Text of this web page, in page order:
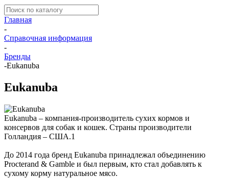
Главная
-
Справочная информация
-
Бренды
-Eukanuba
Eukanuba
Eukanuba – компания-производитель сухих кормов и
консервов для собак и кошек. Страны производители
Голландия – США.1
До 2014 года бренд Eukanuba принадлежал объединению
Procterand & Gamble и был первым, кто стал добавлять к
сухому корму натуральное мясо.